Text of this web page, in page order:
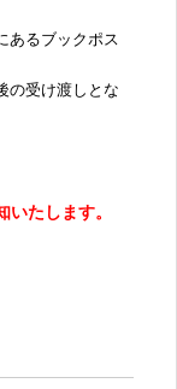
あるブックポス
の受け渡しとな
たします。